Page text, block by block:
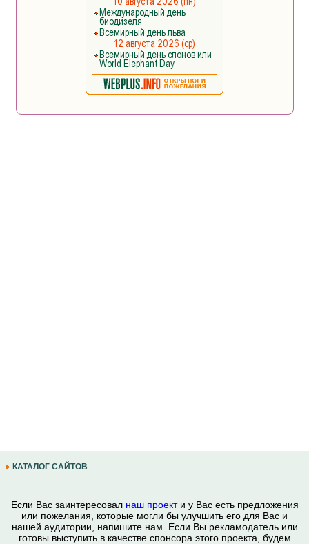
КАТАЛОГ САЙТОВ
Если Вас заинтересовал наш проекти у Вас есть предложения
или пожелания, которые могли бы улучшить его для Вас и
нашей аудитории, напишите нам. Если Вы рекламодатель или
готовы выступить в качестве спонсора этого проекта, будем